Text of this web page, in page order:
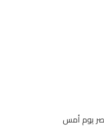
يوم أمس